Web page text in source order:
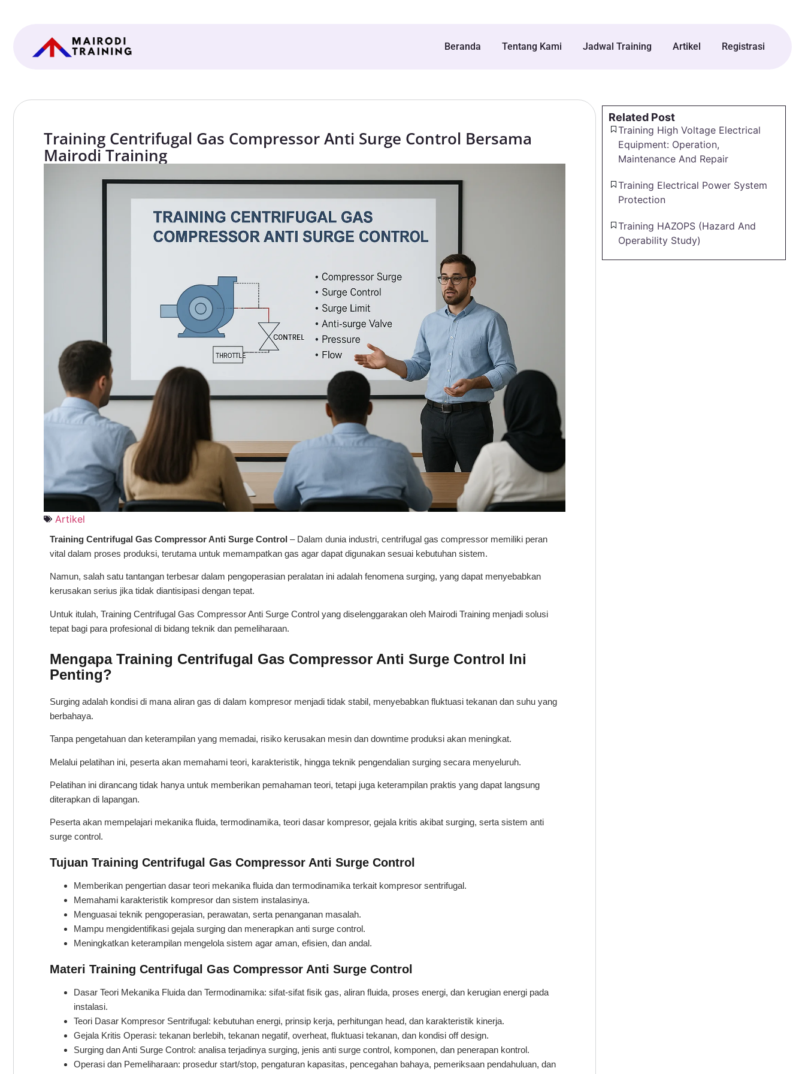
Beranda Tentang Kami Jadwal Training Artikel Registrasi
Training Centrifugal Gas Compressor Anti Surge Control Bersama
Mairodi Training
Artikel
Training Centrifugal Gas Compressor Anti Surge Control – Dalam dunia industri, centrifugal gas compressor memiliki peran
vital dalam proses produksi, terutama untuk memampatkan gas agar dapat digunakan sesuai kebutuhan sistem.
Namun, salah satu tantangan terbesar dalam pengoperasian peralatan ini adalah fenomena surging, yang dapat menyebabkan
kerusakan serius jika tidak diantisipasi dengan tepat.
Untuk itulah, Training Centrifugal Gas Compressor Anti Surge Control yang diselenggarakan oleh Mairodi Training menjadi solusi
tepat bagi para profesional di bidang teknik dan pemeliharaan.
Mengapa Training Centrifugal Gas Compressor Anti Surge Control Ini
Penting?
Surging adalah kondisi di mana aliran gas di dalam kompresor menjadi tidak stabil, menyebabkan fluktuasi tekanan dan suhu yang
berbahaya.
Tanpa pengetahuan dan keterampilan yang memadai, risiko kerusakan mesin dan downtime produksi akan meningkat.
Melalui pelatihan ini, peserta akan memahami teori, karakteristik, hingga teknik pengendalian surging secara menyeluruh.
Pelatihan ini dirancang tidak hanya untuk memberikan pemahaman teori, tetapi juga keterampilan praktis yang dapat langsung
diterapkan di lapangan.
Peserta akan mempelajari mekanika fluida, termodinamika, teori dasar kompresor, gejala kritis akibat surging, serta sistem anti
surge control.
Tujuan Training Centrifugal Gas Compressor Anti Surge Control
Memberikan pengertian dasar teori mekanika fluida dan termodinamika terkait kompresor sentrifugal.
Memahami karakteristik kompresor dan sistem instalasinya.
Menguasai teknik pengoperasian, perawatan, serta penanganan masalah.
Mampu mengidentifikasi gejala surging dan menerapkan anti surge control.
Meningkatkan keterampilan mengelola sistem agar aman, efisien, dan andal.
Materi Training Centrifugal Gas Compressor Anti Surge Control
Dasar Teori Mekanika Fluida dan Termodinamika: sifat-sifat fisik gas, aliran fluida, proses energi, dan kerugian energi pada
instalasi.
Teori Dasar Kompresor Sentrifugal: kebutuhan energi, prinsip kerja, perhitungan head, dan karakteristik kinerja.
Gejala Kritis Operasi: tekanan berlebih, tekanan negatif, overheat, fluktuasi tekanan, dan kondisi off design.
Surging dan Anti Surge Control: analisa terjadinya surging, jenis anti surge control, komponen, dan penerapan kontrol.
Operasi dan Pemeliharaan: prosedur start/stop, pengaturan kapasitas, pencegahan bahaya, pemeriksaan pendahuluan, dan
Related Post
Training High Voltage Electrical
Equipment: Operation,
Maintenance And Repair
Training Electrical Power System
Protection
Training HAZOPS (Hazard And
Operability Study)